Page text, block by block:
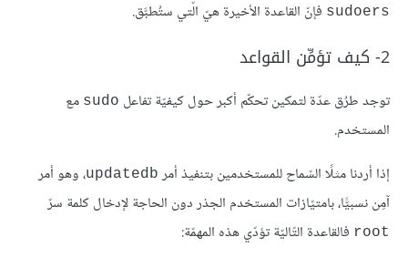
sudoers فإنّ القاعدة الأخيرة هيّ الّتي ستُطبَّق.
2- كيف تؤمِّن القواعد
توجد طرُق عدّة لتمكين تحكّم أكبر حول كيفيّة تفاعل sudo مع
المستخدم.
إذا أردنا مثلًا السّماح للمستخدمين بتنفيذ أمر updatedb، وهو أمر
آمِن نسبيًّا، بامتيّازات المستخدم الجذر دون الحاجة لإدخال كلمة سرّ
root فالقاعدة التّاليّة تؤدّي هذه المهمّة: